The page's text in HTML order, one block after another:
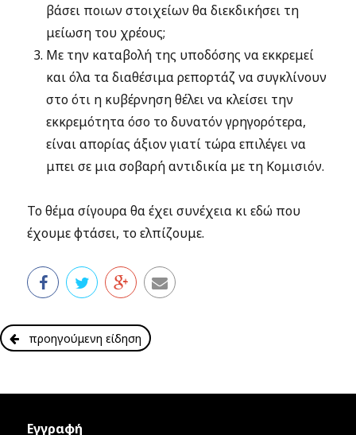
βάσει ποιων στοιχείων θα διεκδικήσει τη
μείωση του χρέους;
Με την καταβολή της υποδόσης να εκκρεμεί
και όλα τα διαθέσιμα ρεπορτάζ να συγκλίνουν
στο ότι η κυβέρνηση θέλει να κλείσει την
εκκρεμότητα όσο το δυνατόν γρηγορότερα,
είναι απορίας άξιον γιατί τώρα επιλέγει να
μπει σε μια σοβαρή αντιδικία με τη Κομισιόν.
Το θέμα σίγουρα θα έχει συνέχεια κι εδώ που
έχουμε φτάσει, το ελπίζουμε.
προηγούμενη είδηση
Εγγραφή